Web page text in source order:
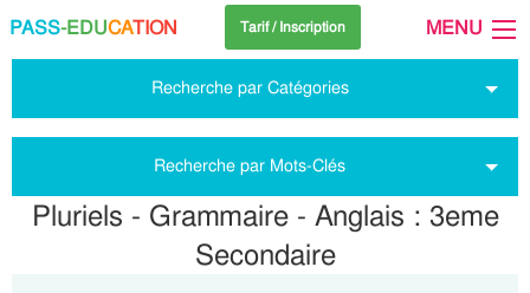
PASS-EDUCATION Tarif / Inscription MENU
Recherche par Catégories
Recherche par Mots-Clés
Pluriels - Grammaire - Anglais : 3eme
Secondaire